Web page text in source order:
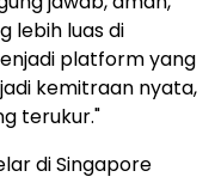
lebih luas di
platform yang
kemitraan nyata,
terukur."
di Singapore